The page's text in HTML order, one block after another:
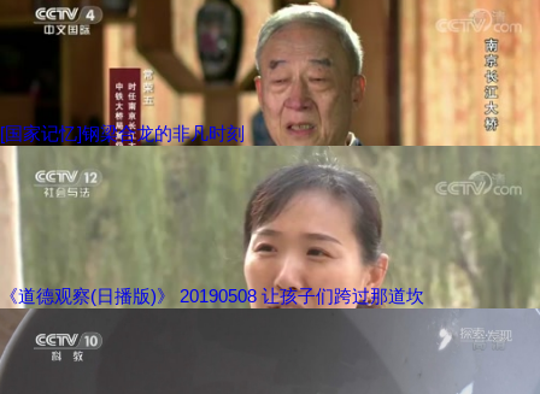
[国家记忆]钢梁合龙的非凡时刻
《道德观察(日播版)》 20190508 让孩子们跨过那道坎